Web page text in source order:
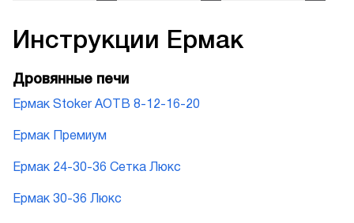
Инструкции Ермак
Дровянные печи
Ермак Stoker АОТВ 8-12-16-20
Ермак Премиум
Ермак 24-30-36 Сетка Люкс
Ермак 30-36 Люкс